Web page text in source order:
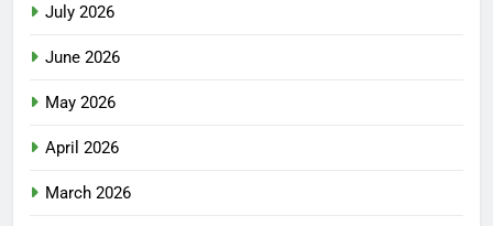
July 2026
June 2026
May 2026
April 2026
March 2026